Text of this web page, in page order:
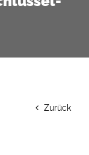
Zurück